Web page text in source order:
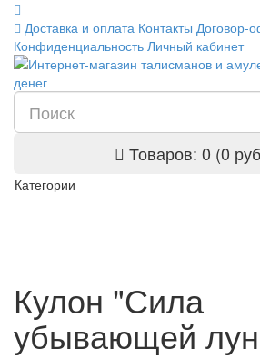
Доставка и оплата Контакты Договор-
Конфиденциальность Личный кабинет
Товаров: 0 (0
Категории
Кулон "Сила
убывающей